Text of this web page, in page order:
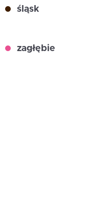
śląsk
zagłębie